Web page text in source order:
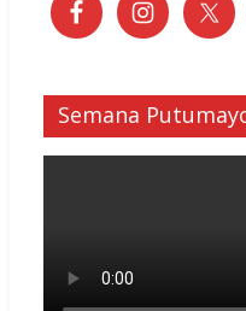
Semana